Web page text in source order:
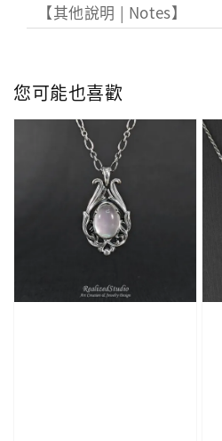
【其他說明 | Notes】
您可能也喜歡